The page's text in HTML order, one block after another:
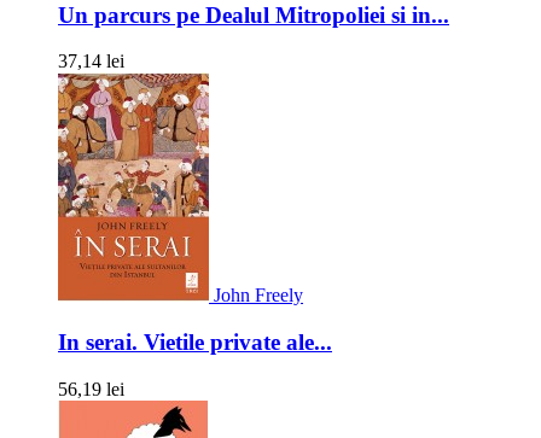
Un parcurs pe Dealul Mitropoliei si in...
37,14 lei
John Freely
In serai. Vietile private ale...
56,19 lei